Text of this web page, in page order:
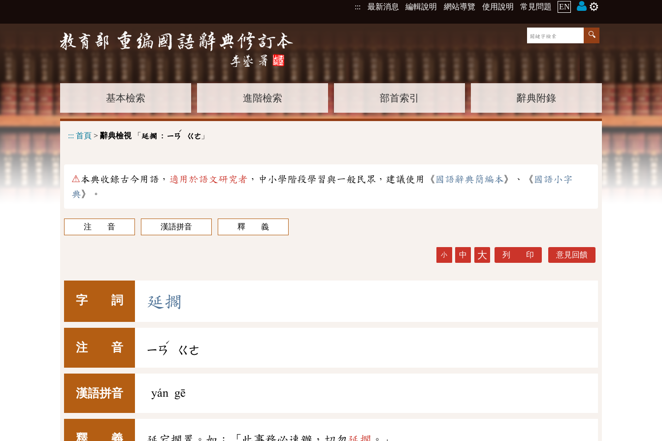
::: 最新消息 編輯說明 網站導覽 使用說明 常見問題 EN ⚙️
基本檢索 進階檢索 部首索引 辭典附錄
::: 首頁 > 辭典檢視「 延擱 : ㄧㄢ
ˊ
ㄍㄜ」
⚠本典收錄古今用語， 適用於語文研究者 ，中小學階段學習與一般民眾，建議使用《 國語辭典簡編本》、《 國語小字
典》。
注 音 漢語拼音 釋 義
小 中 大 列 印 意見回饋
字 詞 延擱
注 音 ㄧㄢ
ˊ
ㄍㄜ
漢語拼音 yán gē